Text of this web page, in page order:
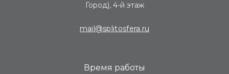
Город), 4-й этаж
mail@splitosfera.ru
Время работы